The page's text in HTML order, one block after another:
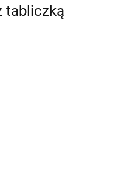
tabliczką